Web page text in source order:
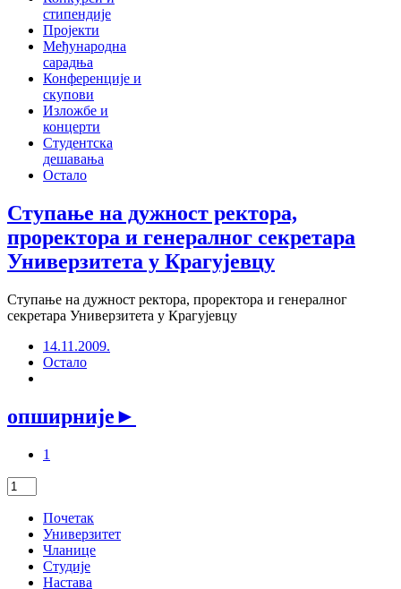
стипендије
Пројекти
Међународна
сарадња
Конференције и
скупови
Изложбе и
концерти
Студентска
дешавања
Остало
Ступање на дужност ректора,
проректора и генералног секретара
Универзитета у Крагујевцу
Ступање на дужност ректора, проректора и генералног
секретара Универзитета у Крагујевцу
14.11.2009.
Остало
опширније►
1
Почетак
Универзитет
Чланице
Студије
Настава